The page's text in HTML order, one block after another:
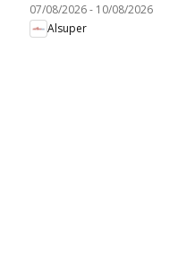
07/08/2026- 10/08/2026
Alsuper